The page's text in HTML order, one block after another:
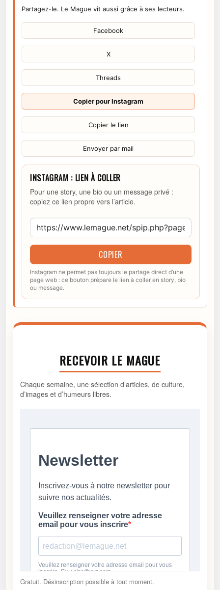
Partagez-le. Le Mague vit aussi grâce à ses lecteurs.
Facebook
X
Threads
Copier pour Instagram
Copier le lien
Envoyer par mail
INSTAGRAM : LIEN À COLLER
Pour une story, une bio ou un message privé :
copiez ce lien propre vers l’article.
COPIER
Instagram ne permet pas toujours le partage direct d’une
page web : ce bouton prépare le lien à coller en story, bio
ou message.
RECEVOIR LE MAGUE
Chaque semaine, une sélection d’articles, de culture,
d’images et d’humeurs libres.
Gratuit. Désinscription possible à tout moment.